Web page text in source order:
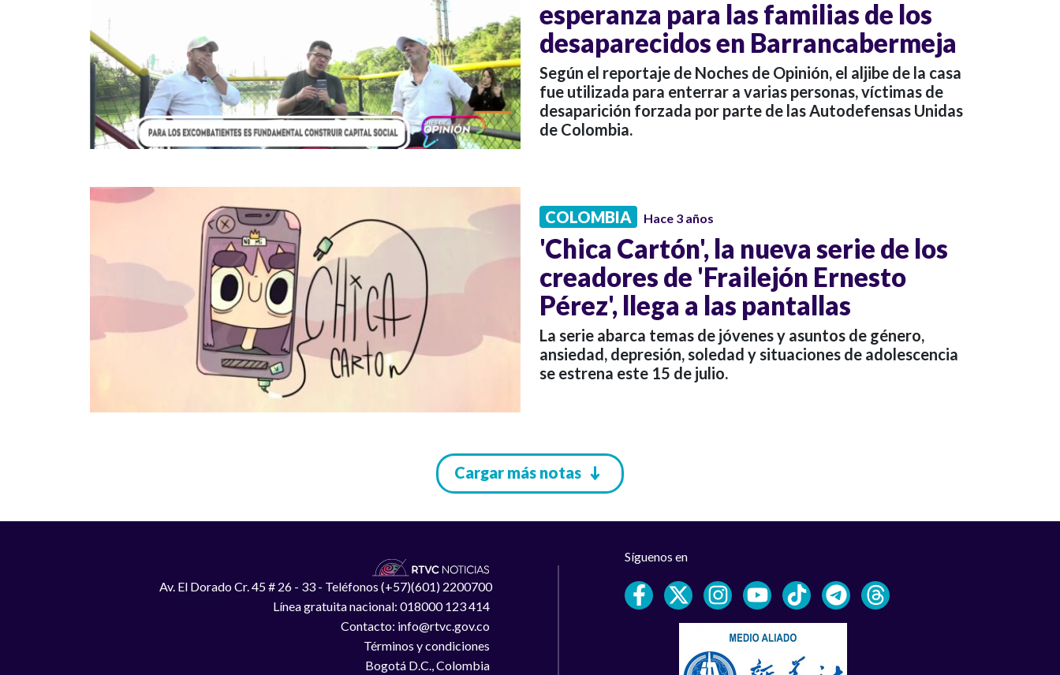
esperanza para las familias de los
desaparecidos en Barrancabermeja
Según el reportaje de Noches de Opinión, el aljibe de la casa
fue utilizada para enterrar a varias personas, víctimas de
desaparición forzada por parte de las Autodefensas Unidas
de Colombia.
COLOMBIA Hace 3 años
'Chica Cartón', la nueva serie de los
creadores de 'Frailejón Ernesto
Pérez', llega a las pantallas
La serie abarca temas de jóvenes y asuntos de género,
ansiedad, depresión, soledad y situaciones de adolescencia
se estrena este 15 de julio.
Cargar más notas
Av. El Dorado Cr. 45 # 26 - 33 - Teléfonos (+57)(601) 2200700
Línea gratuita nacional: 018000 123 414
Contacto: info@rtvc.gov.co
Términos y condiciones
Bogotá D.C., Colombia
Síguenos en